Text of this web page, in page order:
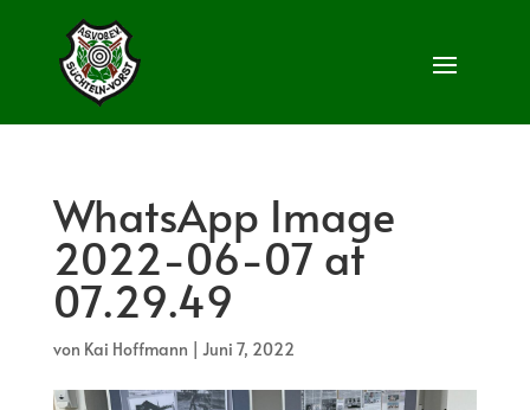
WhatsApp Image
2022-06-07 at
07.29.49
von Kai Hoffmann | Juni 7, 2022